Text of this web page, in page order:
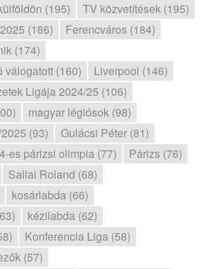
(195)
TV közvetítések (195)
(186)
Ferencváros (184)
(174)
válogatott (160)
Liverpool (146)
Ligája 2024/25 (106)
magyar légiósok (98)
(93)
Gulácsi Péter (81)
es párizsi olimpia (77)
Párizs (76)
Sallai Roland (68)
kosárlabda (66)
kézilabda (62)
Konferencia Liga (58)
(57)